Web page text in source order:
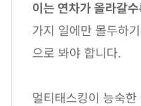
이는 연차가 올라갈
가지 일에만 몰두하
으로 봐야 합니다.
멀티태스킹이 능숙